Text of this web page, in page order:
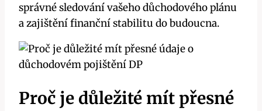
správné sledování vašeho důchodového plánu
a zajištění finanční stabilitu do budoucna.
Proč je důležité mít přesné